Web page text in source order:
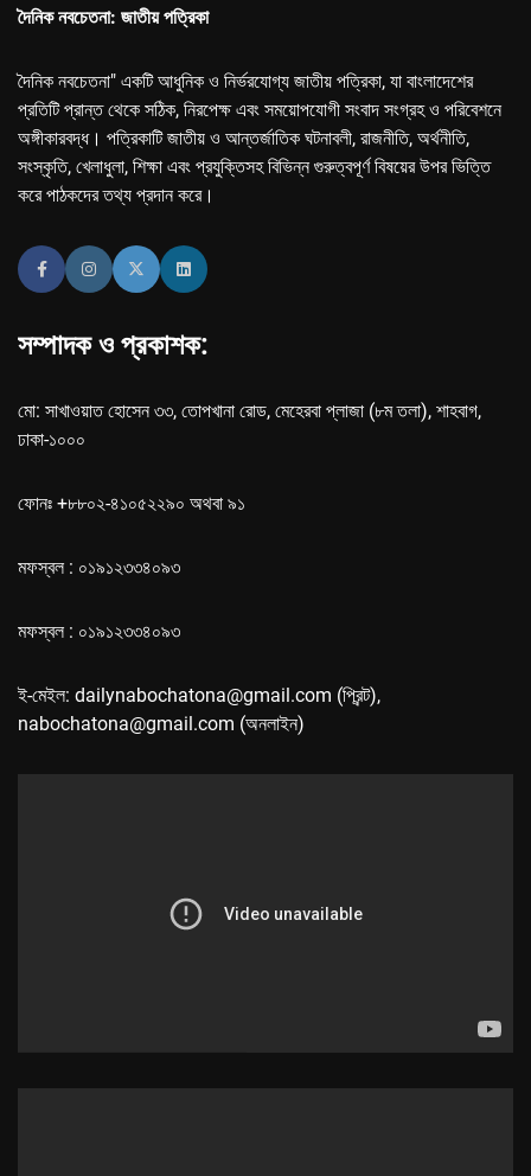
দৈনিক নবচেতনা: জাতীয় পত্রিকা
দৈনিক নবচেতনা" একটি আধুনিক ও নির্ভরযোগ্য জাতীয় পত্রিকা, যা বাংলাদেশের
প্রতিটি প্রান্ত থেকে সঠিক, নিরপেক্ষ এবং সময়োপযোগী সংবাদ সংগ্রহ ও পরিবেশনে
অঙ্গীকারবদ্ধ। পত্রিকাটি জাতীয় ও আন্তর্জাতিক ঘটনাবলী, রাজনীতি, অর্থনীতি,
সংস্কৃতি, খেলাধুলা, শিক্ষা এবং প্রযুক্তিসহ বিভিন্ন গুরুত্বপূর্ণ বিষয়ের উপর ভিত্তি
করে পাঠকদের তথ্য প্রদান করে।
সম্পাদক ও প্রকাশক:
মো: সাখাওয়াত হোসেন ৩৩, তোপখানা রোড, মেহেরবা প্লাজা (৮ম তলা), শাহবাগ,
ঢাকা-১০০০
ফোনঃ +৮৮০২-৪১০৫২২৯০ অথবা ৯১
মফস্বল : ০১৯১২৩৩৪০৯৩
মফস্বল : ০১৯১২৩৩৪০৯৩
ই-মেইল: dailynabochatona@gmail.com (প্রিন্ট),
nabochatona@gmail.com (অনলাইন)